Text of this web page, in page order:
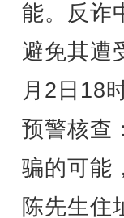
能。反诈
避免其遭
月2日18
预警核查
骗的可能
陈先生住